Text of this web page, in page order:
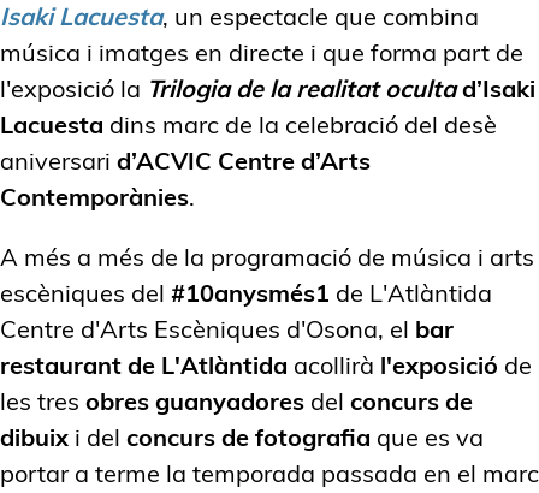
Isaki Lacuesta, un espectacle que combina
música i imatges en directe i que forma part de
l'exposició la Trilogia de la realitat oculta d’Isaki
Lacuesta dins marc de la celebració del desè
aniversari d’ACVIC Centre d’Arts
Contemporànies.
A més a més de la programació de música i arts
escèniques del #10anysmés1 de L'Atlàntida
Centre d'Arts Escèniques d'Osona, el bar
restaurant de L'Atlàntida acollirà l'exposició de
les tres obres guanyadores del concurs de
dibuix i del concurs de fotografia que es va
portar a terme la temporada passada en el marc